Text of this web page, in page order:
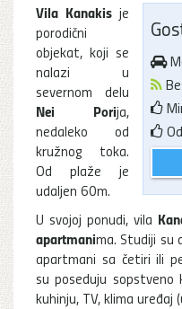
Vila Kanakis je
porodični
objekat, koji se
nalazi u
severnom delu
Nei Porija,
nedaleko od
kružnog toka.
Od plaže je
udaljen 60m.
U svojoj ponudi, vila
apartmanima. Studiji su
apartmani sa četiri ili
su poseduju sopstveno
kuhinju, TV, klima uređaj